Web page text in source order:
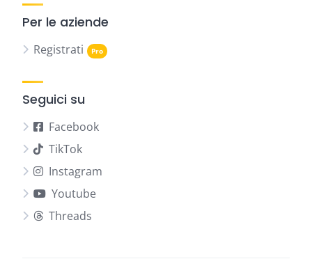
Per le aziende
Registrati
Seguici su
Facebook
TikTok
Instagram
Youtube
Threads